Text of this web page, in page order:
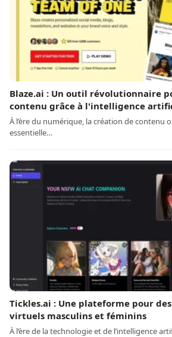
Blaze.ai : Un outil révolutionnaire
contenu grâce à l'intelligence
À l’ère du numérique, la création de contenu
essentielle…
Tickles.ai : Une plateforme pour
virtuels masculins et féminins
À l’ère de la technologie et de l’intelligence